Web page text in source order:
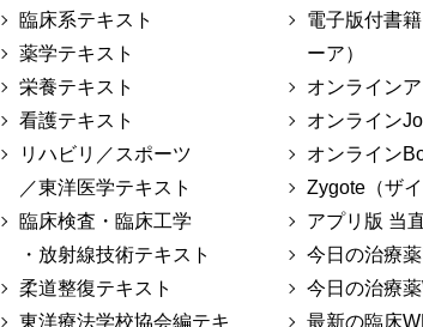
臨床系テキスト
薬学テキスト
栄養テキスト
看護テキスト
リハビリ／スポーツ
／東洋医学テキスト
臨床検査・臨床工学
・放射線技術テキスト
柔道整復テキスト
東洋療法学校協会編テキ
電子版付書
ーア）
オンライン
オンライン
オンライン
Zygote（ザイ
アプリ版 当
今日の治療薬
今日の治療
最新の臨床